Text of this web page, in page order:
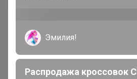
Эмилия!
Распродажа кроссовок